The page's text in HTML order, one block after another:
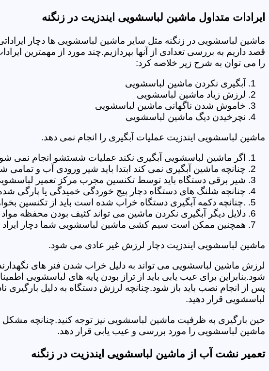
ایرادات متداول ماشین لباسشویی ایندزیت در زنگنه
ماشین لباسشویی در زنگنه مثل سایر ماشین لباسشویی ها دچار
قصد داریم به بررسی تعدادی از آنها بپردازیم.چند مورد از مهمترین
را می توان به شرح زیر خلاصه کرد:
آبگیری نکردن ماشین لباسشویی
لرزش زیاد ماشین لباسشویی
خاموش شدن ناگهانی ماشین لباسشویی
نچرخیدن دیگ ماشین لباسشویی
ماشین لباسشویی ایندزیت عملیات آبگیری را انجام نمی دهد.
اگر ماشین لباسشویی آبگیری نکند عملیات شستشو انجام نمی
چنانچه ماشین آبگیری نمی کند ابتدا باید شیر ورودی آب و
شیر برقی دستگاه باید توسط تکنسین مجرب مرکز تعمیر
چنانچه شلنگ های دستگاه دچار پیچ خوردگی خمیدگی یا پارگی شده
.چنانچه دکمه آبگیری دستگاه خراب شده است باید از تکنسین
دلایل دیگر آبگیری نکردن ماشین می تواند کثیف بودن محفظه
همچنین ممکن است سیم کشی ماشین لباسشویی شما دچار ایراد
ماشین لباسشویی ایندزیت دچار لرزش غیر عادی می شود.
لرزش ماشین لباسشویی می تواند به دلیل خراب شدن فنر های
شود.بنابراین برای عیب یابی باید از تراز بودن پایه های لباسشویی
پس از انجام نصب باید باز شود.چنانچه لرزش دستگاه به دلیل بارگیری
لباسشویی قرار دهید.
حین بارگیری به ظرفیت ماشین لباسشویی نیز توجه کنید.چنانچه
ماشین لباسشویی را مورد بررسی و عیب یابی قرار دهد.
تعمیر نشت آب از ماشین لباسشویی ایندزیت در زنگنه